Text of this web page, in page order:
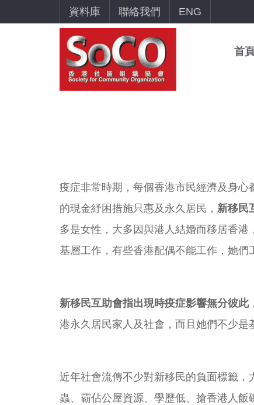
資料庫 聯絡我們 ENG
首
疫症非常時期，每個香港市民經濟及身
的現金紓困措施只惠及永久居民， 新移民
多是女性，大多因與港人結婚而移居香
基層工作，有些香港配偶不能工作，她們
新移民互助會指出現時疫症影響無分彼此
港永久居民家人及社會，而且她們不少是
近年社會流傳不少對新移民的負面標籤
蟲、霸佔公屋資源、學歷低、搶香港人飯